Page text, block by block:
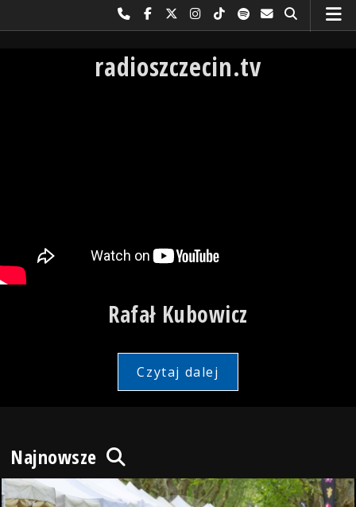
Najlepiej po prostu do nas zadzwoń
Odwiedź nas na Facebook-u
Odwiedź nas na X
Odwiedź nas na Instagram-ie
Odwiedź nas na TikTok-u
Szukaj nas na Spotify
Wyślij do nas
Szukaj
radioszczecin.tv
Rafał Kubowicz
Czytaj dalej
Najnowsze